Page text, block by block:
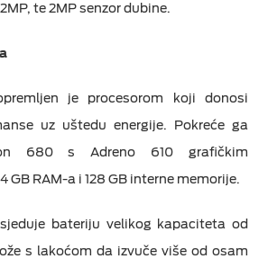
te 2MP senzor dubine.
je procesorom koji donosi
uz uštedu energije. Pokreće ga
680 s Adreno 610 grafičkim
GB RAM-a i 128 GB interne memorije.
bateriju velikog kapaciteta od
s lakoćom da izvuče više od osam